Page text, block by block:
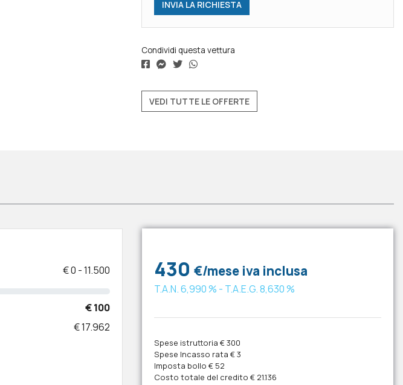
Condividi questa vettura
VEDI TUTTE LE OFFERTE
€0 -11.500
€ 100
€ 17.962
430 €/mese iva inclusa
T.A.N.6,990 % - T.A.E.G.8,630 %
Spese istruttoria € 300
Spese Incasso rata € 3
Imposta bollo € 52
Costo totale del credito € 21.136